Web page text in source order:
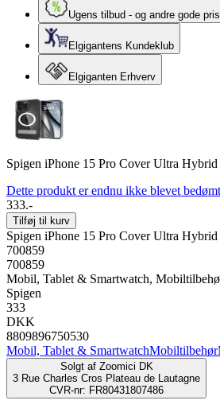
Ugens tilbud - og andre gode
Elgigantens Kundeklub
Elgiganten Erhverv
Spigen iPhone 15 Pro Cover Ultra
Dette produkt er endnu ikke blevet
333.-
Tilføj til kurv
Spigen iPhone 15 Pro Cover Ultra
700859
700859
Mobil, Tablet & Smartwatch,
Spigen
333
DKK
8809896750530
Mobil, Tablet & SmartwatchMobiltilbehør
Solgt af Zoomici DK
3 Rue Charles Cros Plateau de Lautagne
CVR-nr: FR80431807486